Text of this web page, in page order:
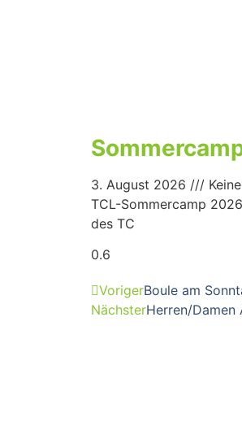
3. August 2026
TCL-Sommercamp
des TC
VorigerBoule am
NächsterHerren/Damen